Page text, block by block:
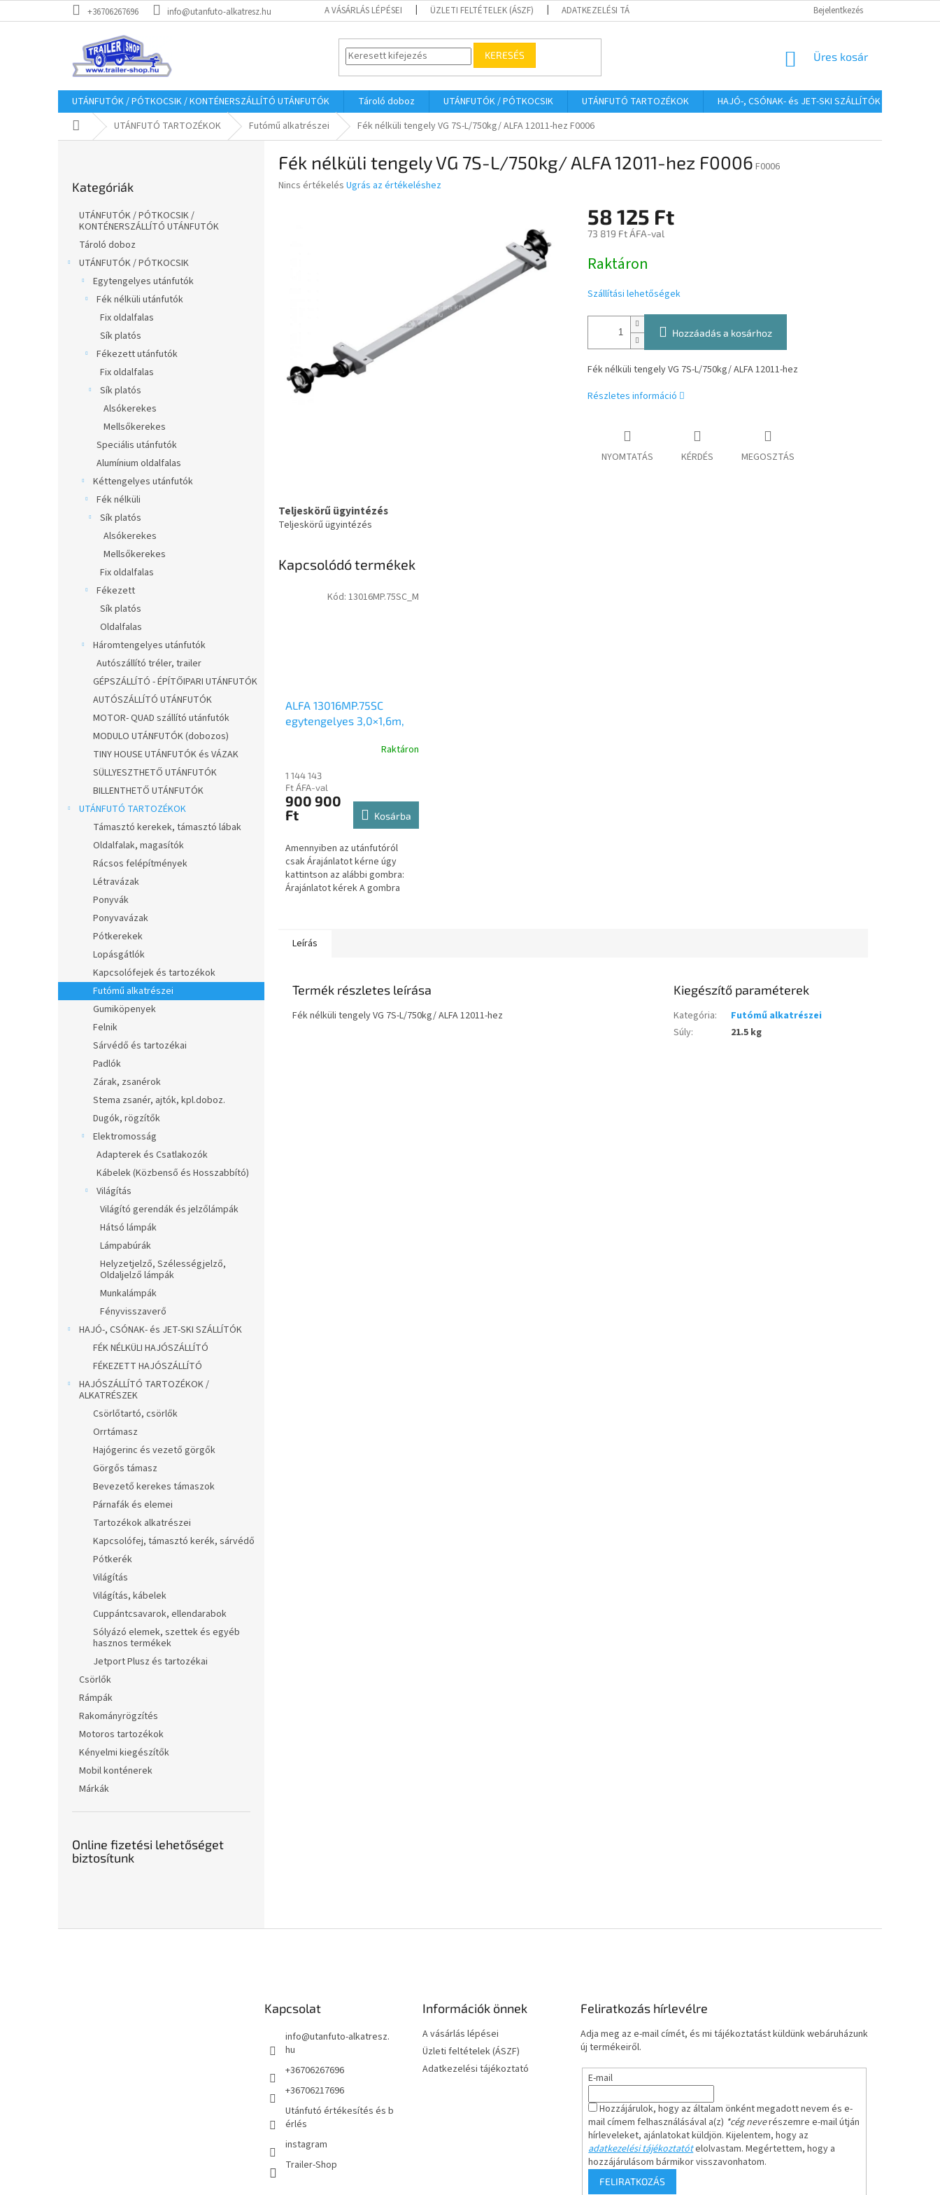
a
+36706267696 info@utanfuto-alkatresz.hu A VÁSÁRLÁS LÉPÉSEI ÜZLETI FELTÉTELEK (ÁSZF) ADATKEZELÉSI TÁJÉKOZTATÓ Bejelentkezés
KERESÉS KOSÁR
Üres kosár
UTÁNFUTÓK / PÓTKOCSIK / KONTÉNERSZÁLLÍTÓ UTÁNFUTÓK Tároló doboz UTÁNFUTÓK / PÓTKOCSIK UTÁNFUTÓ TARTOZÉKOK HAJÓ-, CSÓNAK- és JET-SKI SZÁLLÍTÓK
KezdőlapUTÁNFUTÓ TARTOZÉKOK Futómű alkatrészei Fék nélküli tengely VG 7S-L/750kg/ ALFA 12011-hez F0006
átugrása
Kategóriák
UTÁNFUTÓK / PÓTKOCSIK /
KONTÉNERSZÁLLÍTÓ UTÁNFUTÓK
Tároló doboz
UTÁNFUTÓK / PÓTKOCSIK
Egytengelyes utánfutók
Fék nélküli utánfutók
Fix oldalfalas
Sík platós
Fékezett utánfutók
Fix oldalfalas
Sík platós
Alsókerekes
Mellsőkerekes
Speciális utánfutók
Alumínium oldalfalas
Kéttengelyes utánfutók
Fék nélküli
Sík platós
Alsókerekes
Mellsőkerekes
Fix oldalfalas
Fékezett
Sík platós
Oldalfalas
Háromtengelyes utánfutók
Autószállító tréler, trailer
GÉPSZÁLLÍTÓ - ÉPÍTŐIPARI UTÁNFUTÓK
AUTÓSZÁLLÍTÓ UTÁNFUTÓK
MOTOR- QUAD szállító utánfutók
MODULO UTÁNFUTÓK (dobozos)
TINY HOUSE UTÁNFUTÓK és VÁZAK
SÜLLYESZTHETŐ UTÁNFUTÓK
BILLENTHETŐ UTÁNFUTÓK
UTÁNFUTÓ TARTOZÉKOK
Támasztó kerekek, támasztó lábak
Oldalfalak, magasítók
Rácsos felépítmények
Létravázak
Ponyvák
Ponyvavázak
Pótkerekek
Lopásgátlók
Kapcsolófejek és tartozékok
Futómű alkatrészei
Gumiköpenyek
Felnik
Sárvédő és tartozékai
Padlók
Zárak, zsanérok
Stema zsanér, ajtók, kpl.doboz.
Dugók, rögzítők
Elektromosság
Adapterek és Csatlakozók
Kábelek (Közbenső és Hosszabbító)
Világítás
Világító gerendák és jelzőlámpák
Hátsó lámpák
Lámpabúrák
Helyzetjelző, Szélességjelző,
Oldaljelző lámpák
Munkalámpák
Fényvisszaverő
HAJÓ-, CSÓNAK- és JET-SKI SZÁLLÍTÓK
FÉK NÉLKÜLI HAJÓSZÁLLÍTÓ
FÉKEZETT HAJÓSZÁLLÍTÓ
HAJÓSZÁLLÍTÓ TARTOZÉKOK /
ALKATRÉSZEK
Csörlőtartó, csörlők
Orrtámasz
Hajógerinc és vezető görgők
Görgős támasz
Bevezető kerekes támaszok
Párnafák és elemei
Tartozékok alkatrészei
Kapcsolófej, támasztó kerék, sárvédő
Pótkerék
Világítás
Világítás, kábelek
Cuppántcsavarok, ellendarabok
Sólyázó elemek, szettek és egyéb
hasznos termékek
Jetport Plusz és tartozékai
Csörlők
Rámpák
Rakományrögzítés
Motoros tartozékok
Kényelmi kiegészítők
Mobil konténerek
Márkák
Online fizetési lehetőséget
biztosítunk
Fék nélküli tengely VG 7S-L/750kg/ ALFA 12011-hez F0006 F0006
A
Nincs értékelés Ugrás az értékeléshez
58 125 Ft
73 819 Ft ÁFA-val
Raktáron
Szállítási lehetőségek
Hozzáadás a kosárhoz
Fék nélküli tengely VG 7S-L/750kg/ ALFA 12011-hez
Részletes információ
NYOMTATÁS KÉRDÉS MEGOSZTÁS
Teljeskörű ügyintézés
Teljeskörű ügyintézés
Kapcsolódó termékek
ALFA 13016MP.75SC
egytengelyes 3,0×1,6m,
síkplatós motorszállító és
quadszállító utánfutó
Raktáron
1 144 143
Ft ÁFA-val
900 900
Ft
Kosárba
Amennyiben az utánfutóról
csak Árajánlatot kérne úgy
kattintson az alábbi gombra:
Árajánlatot kérek A gombra
Kód: 13016MP.75SC_M
Leírás
Termék részletes leírása
Fék nélküli tengely VG 7S-L/750kg/ ALFA 12011-hez
Kiegészítő paraméterek
Kategória:
Futómű alkatrészei
Súly: 21.5 kg
Kapcsolat
info@utanfuto-alkatresz.
hu
+36706267696
+36706217696
Utánfutó értékesítés és b
érlés
instagram
Trailer-Shop
Információk önnek
A vásárlás lépései
Üzleti feltételek (ÁSZF)
Adatkezelési tájékoztató
Feliratkozás hírlevélre
Adja meg az e-mail címét, és mi tájékoztatást küldünk webáruházunk
új termékeiről.
E-mail
Hozzájárulok, hogy az általam önként megadott nevem és e-
mail címem felhasználásával a(z) *cég neverészemre e-mail útján
hírleveleket, ajánlatokat küldjön. Kijelentem, hogy az
adatkezelési tájékoztatótelolvastam. Megértettem, hogy a
hozzájárulásom bármikor visszavonhatom.
FELIRATKOZÁS